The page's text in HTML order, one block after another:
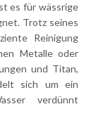
es für wässrige
Trotz seines
Reinigung
Metalle oder
und Titan,
sich um ein
verdünnt